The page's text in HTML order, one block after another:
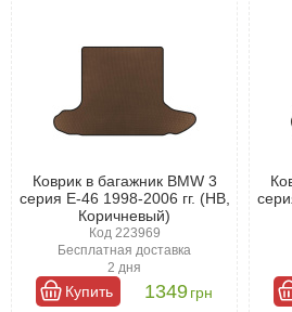
Коврик в багажник BMW 3
серия E-46 1998-2006 гг. (HB,
Коричневый)
Код 223969
Бесплатная доставка
2 дня
Купить 1349грн